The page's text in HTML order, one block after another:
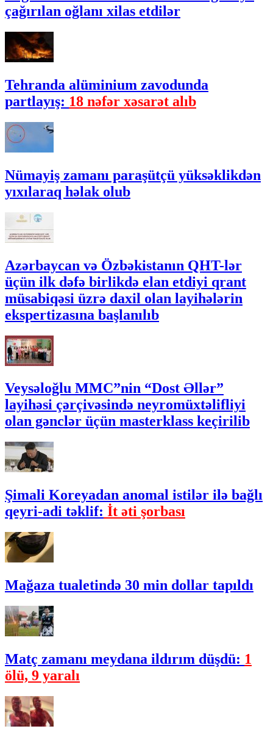
çağırılan oğlanı xilas etdilər
Tehranda alüminium zavodunda
partlayış: 18 nəfər xəsarət alıb
Nümayiş zamanı paraşütçü yüksəklikdən
yıxılaraq həlak olub
Azərbaycan və Özbəkistanın QHT-lər
üçün ilk dəfə birlikdə elan etdiyi qrant
müsabiqəsi üzrə daxil olan layihələrin
ekspertizasına başlanılıb
Veysəloğlu MMC”nin “Dost Əllər”
layihəsi çərçivəsində neyromüxtəlifliyi
olan gənclər üçün masterklass keçirilib
Şimali Koreyadan anomal istilər ilə bağlı
qeyri-adi təklif: İt əti şorbası
Mağaza tualetində 30 min dollar tapıldı
Matç zamanı meydana ildırım düşdü: 1
ölü, 9 yaralı